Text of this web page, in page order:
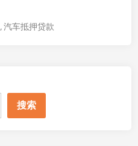
,汽车抵押贷款
搜索